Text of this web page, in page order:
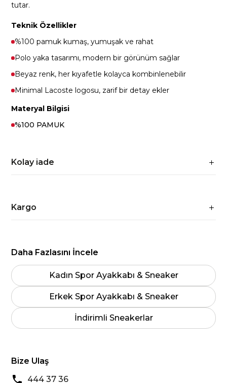
tutar.
Teknik Özellikler
%100 pamuk kumaş, yumuşak ve rahat
Polo yaka tasarımı, modern bir görünüm sağlar
Beyaz renk, her kıyafetle kolayca kombinlenebilir
Minimal Lacoste logosu, zarif bir detay ekler
Materyal Bilgisi
%100 PAMUK
Kolay iade
Kargo
Daha Fazlasını İncele
Kadın Spor Ayakkabı & Sneaker
Erkek Spor Ayakkabı & Sneaker
İndirimli Sneakerlar
Bize Ulaş
444 37 36